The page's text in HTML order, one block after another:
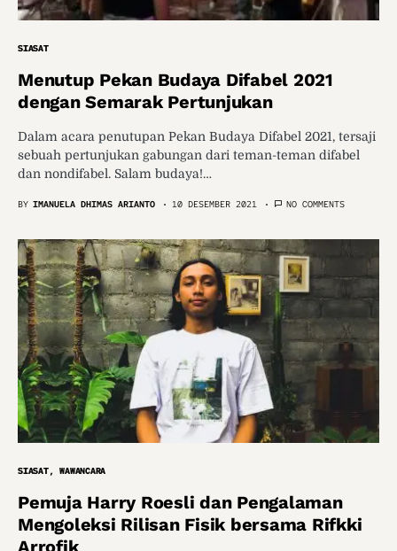
SIASAT
Menutup Pekan Budaya Difabel 2021
dengan Semarak Pertunjukan
Dalam acara penutupan Pekan Budaya Difabel 2021, tersaji
sebuah pertunjukan gabungan dari teman-teman difabel
dan nondifabel. Salam budaya!…
BY IMANUELA DHIMAS ARIANTO 10 DESEMBER 2021 NO COMMENTS
SIASAT WAWANCARA
Pemuja Harry Roesli dan Pengalaman
Mengoleksi Rilisan Fisik bersama Rifkki
Arrofik